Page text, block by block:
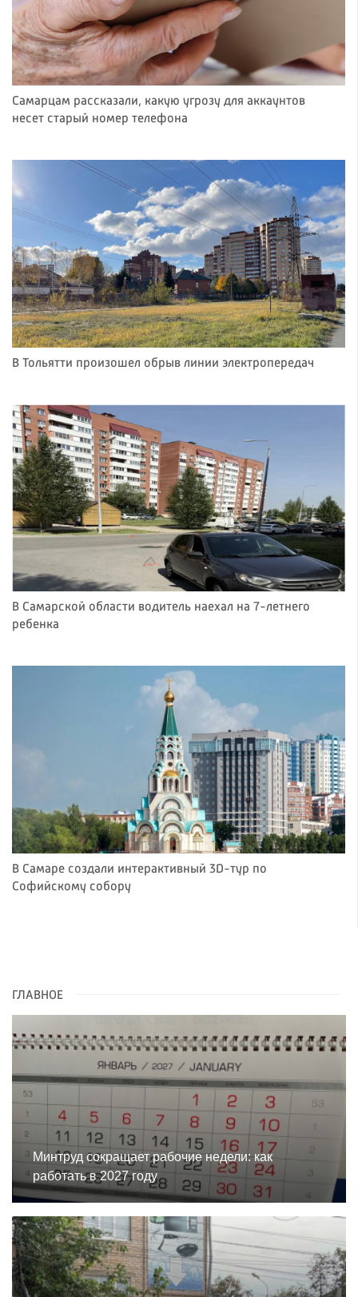
Самарцам рассказали, какую угрозу для аккаунтов
несет старый номер телефона
В Тольятти произошел обрыв линии электропередач
В Самарской области водитель наехал на 7-летнего
ребенка
В Самаре создали интерактивный 3D-тур по
Софийскому собору
ГЛАВНОЕ
Минтруд сокращает рабочие недели: как
работать в 2027 году